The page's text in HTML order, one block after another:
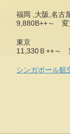
福岡 ,大阪,名古
9,880B++～ 変
東京
11,330Ｂ++～
シンガポール航